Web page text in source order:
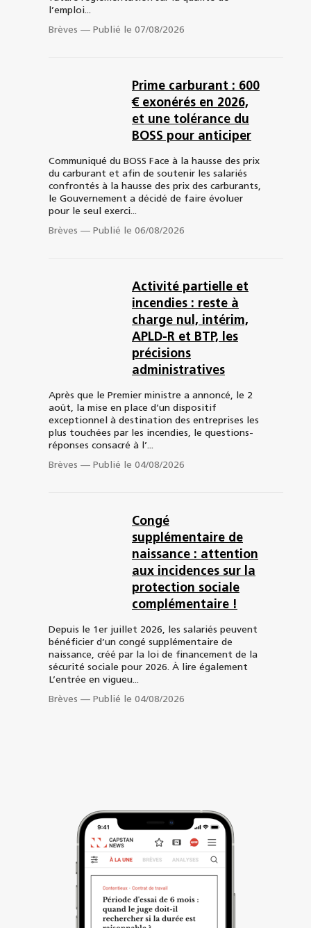
l’emploi...
Brèves — Publié le 07/08/2026
Prime carburant : 600
€ exonérés en 2026,
et une tolérance du
BOSS pour anticiper
Communiqué du BOSS Face à la hausse des prix
du carburant et afin de soutenir les salariés
confrontés à la hausse des prix des carburants,
le Gouvernement a décidé de faire évoluer
pour le seul exerci...
Brèves — Publié le 06/08/2026
Activité partielle et
incendies : reste à
charge nul, intérim,
APLD-R et BTP, les
précisions
administratives
Après que le Premier ministre a annoncé, le 2
août, la mise en place d’un dispositif
exceptionnel à destination des entreprises les
plus touchées par les incendies, le questions-
réponses consacré à l’...
Brèves — Publié le 04/08/2026
Congé
supplémentaire de
naissance : attention
aux incidences sur la
protection sociale
complémentaire !
Depuis le 1er juillet 2026, les salariés peuvent
bénéficier d’un congé supplémentaire de
naissance, créé par la loi de financement de la
sécurité sociale pour 2026. À lire également
L’entrée en vigueu...
Brèves — Publié le 04/08/2026